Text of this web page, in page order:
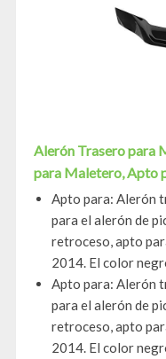
Alerón Trasero para
para Maletero, Apto
Apto para: Alerón
para el alerón de
retroceso, apto
2014. El color
Apto para: Alerón
para el alerón de
retroceso, apto
2014. El color